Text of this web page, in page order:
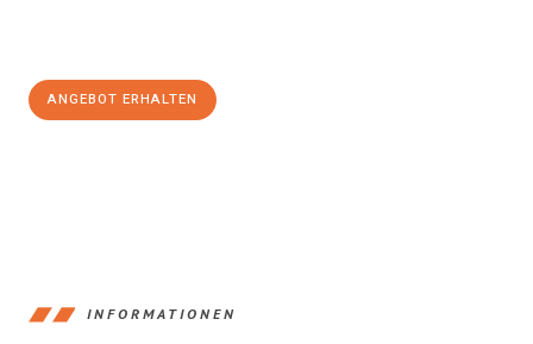
ANGEBOT ERHALTEN
INFORMATIONEN